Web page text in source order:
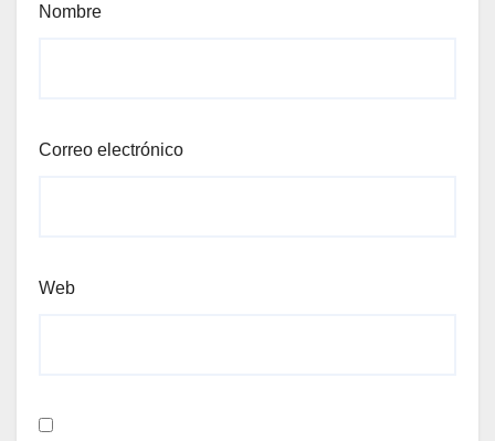
Nombre
Correo electrónico
Web